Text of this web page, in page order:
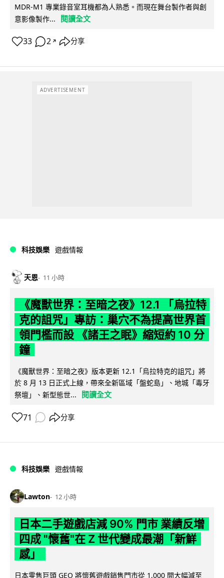
MDR-M1 專業錄音室耳機都為人熟悉。而現在舞台製作者與創
意影像製作...
閱讀全文
33 2 ↗ 分享
ADVERTISEMENT
科技娛樂 遊戲情報
天恩 11 小時
《魔獸世界：至暗之夜》12.1 「烏拉特
克的詛咒」專訪：巢穴不為提高世界首
領門檻而設 《諸王之眠》縮短約 10 分
鐘
《魔獸世界：至暗之夜》版本更新 12.1「烏拉特克的詛咒」將
於 8 月 13 日正式上線，帶來全新區域「盤蛇島」、地城「毒牙
祭壇」、新型態世...
閱讀全文
71 分享
科技娛樂 遊戲情報
Lawton 12 小時
日本二手遊戲店減 90% 門市 業績反增
四成 "懷舊"在 Z 世代變成最潮「新鮮
感」
日本零售巨頭 GEO 將懷舊遊戲銷售門市從 1,000 間大幅減至